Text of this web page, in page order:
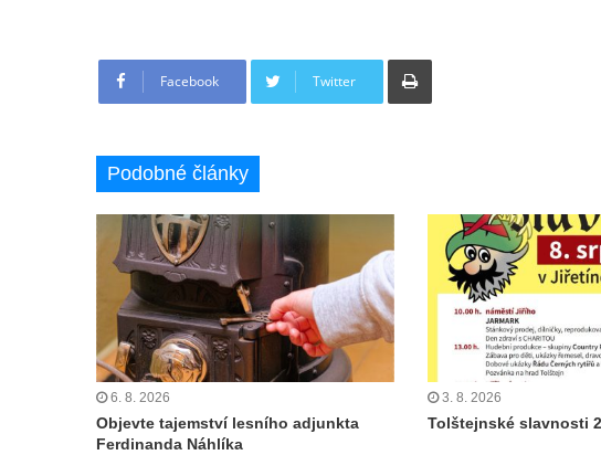
Facebook Twitter
Tisknout
Podobné články
6. 8. 2026
Objevte tajemství lesního adjunkta
Ferdinanda Náhlíka
3. 8. 2026
Tolštejnské slavnosti